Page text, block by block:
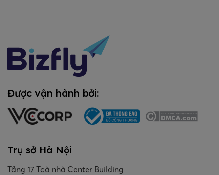
Được vận hành bởi:
Trụ sở Hà Nội
Tầng 17 Toà nhà Center Building